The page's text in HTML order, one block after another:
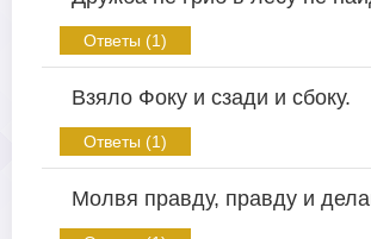
Ответы (1)
Взяло Фоку и сзади и сбоку.
Ответы (1)
Молвя правду, правду и